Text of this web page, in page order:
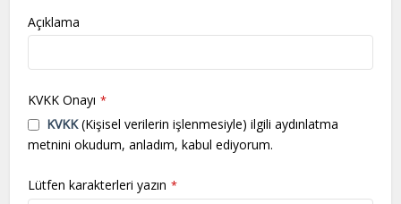
Açıklama
KVKK Onayı *
KVKK(Kişisel verilerin işlenmesiyle) ilgili aydınlatma
metnini okudum, anladım, kabul ediyorum.
Lütfen karakterleri yazın *